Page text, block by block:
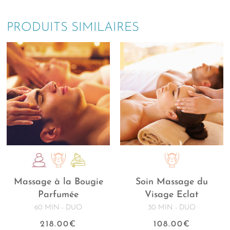
PRODUITS SIMILAIRES
Massage à la Bougie
Parfumée
60 MIN - DUO
218.00€
Soin Massage du
Visage Eclat
30 MIN - DUO
108.00€